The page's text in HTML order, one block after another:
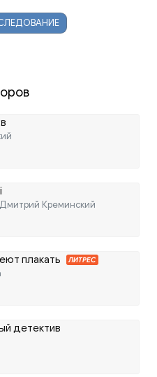
Креминский
плакать ЛИТРЕС
детектив